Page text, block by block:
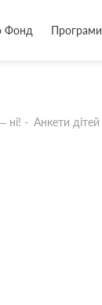
Фонд Програми
ні! - Анкети дітей